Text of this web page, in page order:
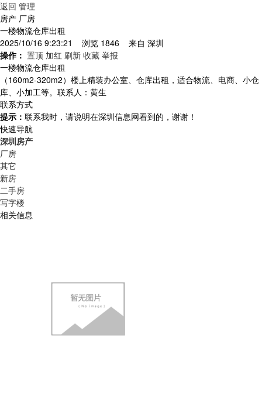
返回 管理
房产 厂房
一楼物流仓库出租
2025/10/16 9:23:21 浏览 1846 来自 深圳
操作： 置顶 加红 刷新 收藏 举报
一楼物流仓库出租
（160m2-320m2）楼上精装办公室、仓库出租，适合物流、电商、小仓
库、小加工等。联系人：黄生
联系方式
提示： 联系我时，请说明在深圳信息网看到的，谢谢！
快速导航
深圳房产
厂房
其它
新房
二手房
写字楼
相关信息